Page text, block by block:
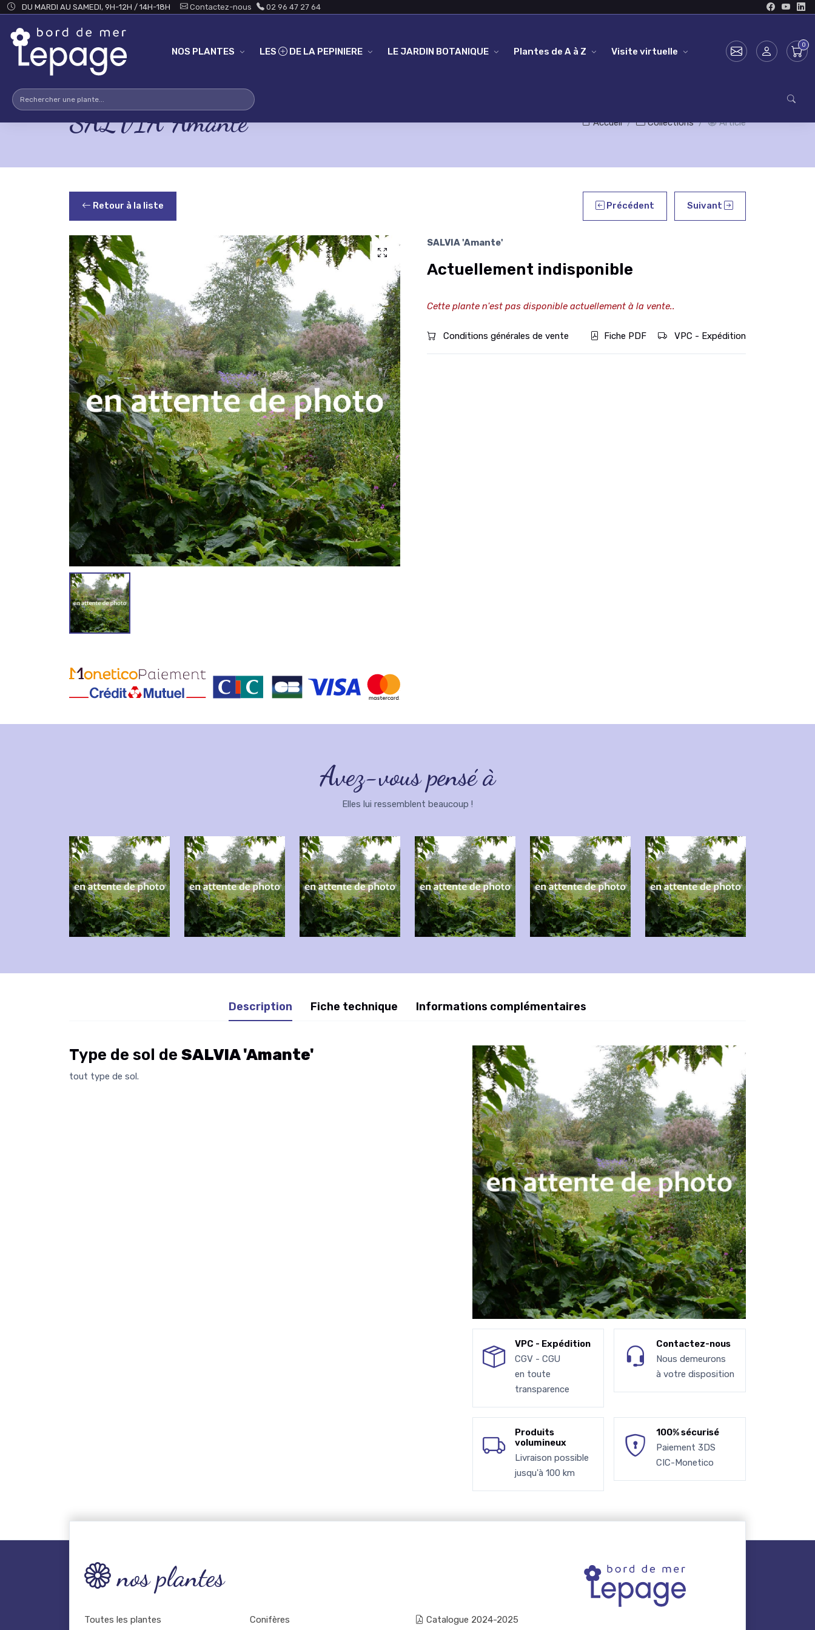
Skip to main content
DU MARDI AU SAMEDI, 9H-12H / 14H-18H Contactez-nous 02 96 47 27 64
NOS PLANTES LES DE LA PEPINIERE LE JARDIN BOTANIQUE Plantes de A à Z Visite virtuelle
SALVIA 'Amante' Accueil Collections Article
Retour à la liste Précédent Suivant
SALVIA 'Amante'
Actuellement indisponible
Cette plante n'est pas disponible actuellement à la vente..
Conditions générales de vente Fiche PDF VPC - Expédition
Avez-vous pensé à
Elles lui ressemblent beaucoup !
Description Fiche technique Informations complémentaires
Type de sol de SALVIA 'Amante'
tout type de sol.
VPC - Expédition
CGV - CGU
en toute
transparence
Contactez-nous
Nous demeurons
à votre disposition
Produits
volumineux
Livraison possible
jusqu'à 100 km
100% sécurisé
Paiement 3DS
CIC-Monetico
nos plantes
Toutes les plantes Conifères Catalogue 2024-2025